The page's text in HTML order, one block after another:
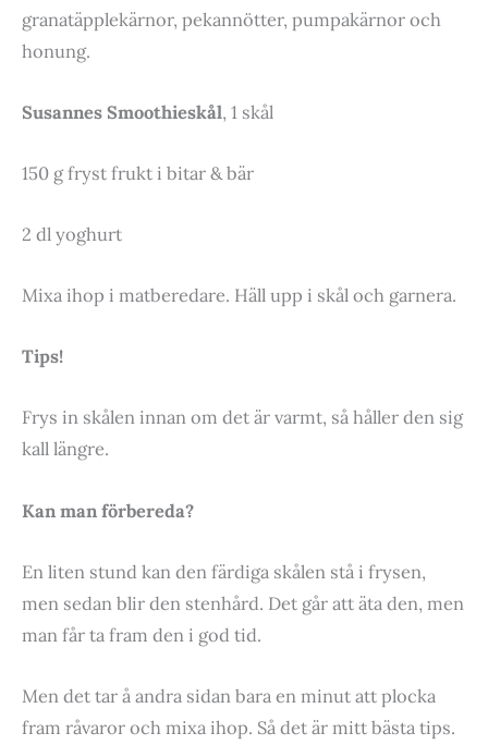
granatäpplekärnor, pekannötter, pumpakärnor och
honung.
Susannes Smoothieskål, 1 skål
150 g fryst frukt i bitar & bär
2 dl yoghurt
Mixa ihop i matberedare. Häll upp i skål och garnera.
Tips!
Frys in skålen innan om det är varmt, så håller den sig
kall längre.
Kan man förbereda?
En liten stund kan den färdiga skålen stå i frysen,
men sedan blir den stenhård. Det går att äta den, men
man får ta fram den i god tid.
Men det tar å andra sidan bara en minut att plocka
fram råvaror och mixa ihop. Så det är mitt bästa tips.